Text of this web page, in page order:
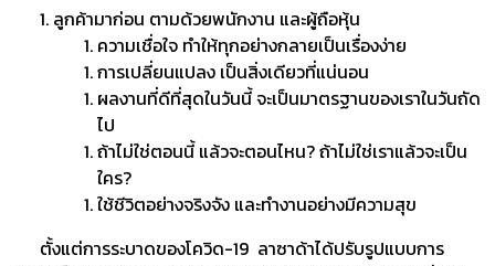
ลูกค้ามาก่อน ตามด้วยพนักงาน และผู้ถือหุ้น
ความเชื่อใจ ทำให้ทุกอย่างกลายเป็นเรื่องง่าย
การเปลี่ยนแปลง เป็นสิ่งเดียวที่แน่นอน
ผลงานที่ดีที่สุดในวันนี้ จะเป็นมาตรฐานของเราในวันถัด
ไป
ถ้าไม่ใช่ตอนนี้ แล้วจะตอนไหน? ถ้าไม่ใช่เราแล้วจะเป็น
ใคร?
ใช้ชีวิตอย่างจริงจัง และทำงานอย่างมีความสุข
ตั้งแต่การระบาดของโควิด-19 ลาซาด้าได้ปรับรูปแบบการ